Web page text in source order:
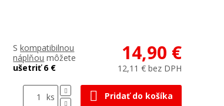
Skompatibilnou
náplňou môžete
ušetriť 6 €
14,90 €
12,11 € bez DPH
ks Pridať do košíka